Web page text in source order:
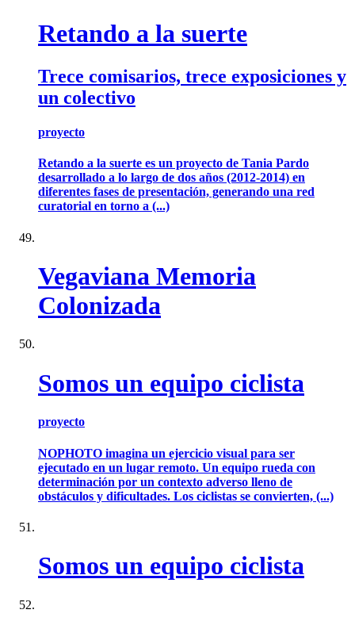
Retando a la suerte
Trece comisarios, trece exposiciones y
un colectivo
proyecto
Retando a la suerte es un proyecto de Tania Pardo
desarrollado a lo largo de dos años (2012-2014) en
diferentes fases de presentación, generando una red
curatorial en torno a (...)
Vegaviana Memoria
Colonizada
Somos un equipo ciclista
proyecto
NOPHOTO imagina un ejercicio visual para ser
ejecutado en un lugar remoto. Un equipo rueda con
determinación por un contexto adverso lleno de
obstáculos y dificultades. Los ciclistas se convierten, (...)
Somos un equipo ciclista